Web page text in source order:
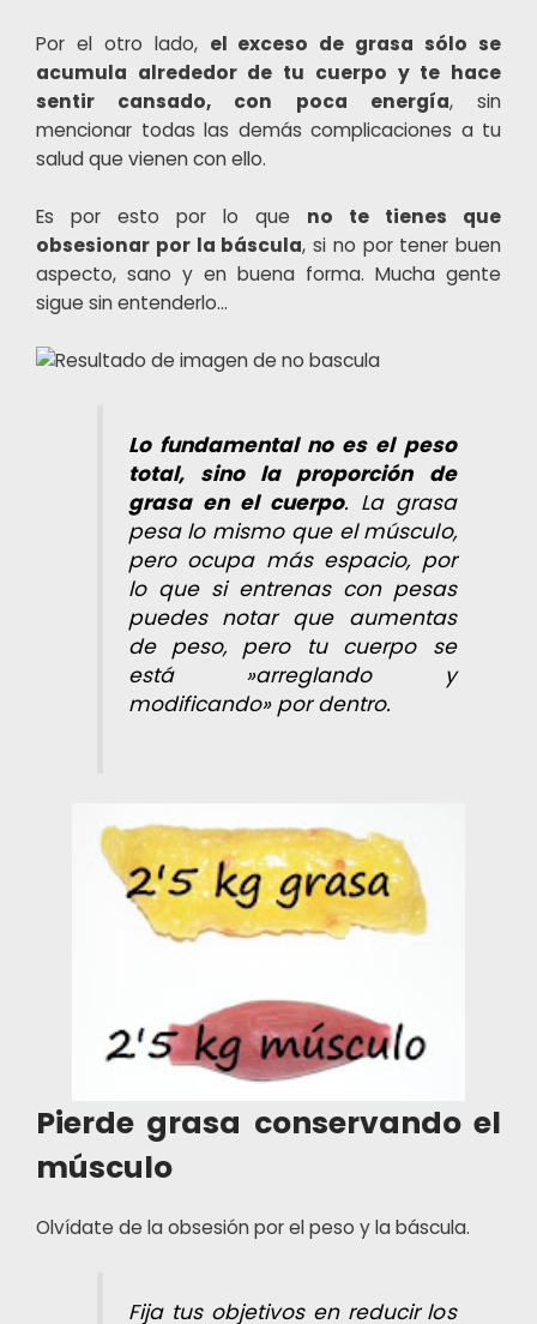
Por el otro lado, el exceso de grasa sólo se
acumula alrededor de tu cuerpo y te hace
sentir cansado, con poca energía, sin
mencionar todas las demás complicaciones a tu
salud que vienen con ello.
Es por esto por lo que no te tienes que
obsesionar por la báscula, si no por tener buen
aspecto, sano y en buena forma. Mucha gente
sigue sin entenderlo…
Lo fundamental no es el peso
total, sino la proporción de
grasa en el cuerpo. La grasa
pesa lo mismo que el músculo,
pero ocupa más espacio, por
lo que si entrenas con pesas
puedes notar que aumentas
de peso, pero tu cuerpo se
está »arreglando y
modificando» por dentro.
Pierde grasa conservando el
músculo
Olvídate de la obsesión por el peso y la báscula.
Fija tus objetivos en reducir los